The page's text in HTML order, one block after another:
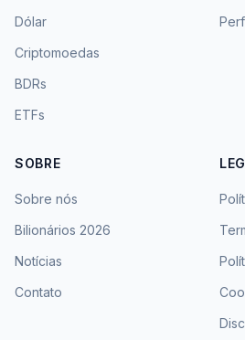
Dólar
Criptomoedas
BDRs
ETFs
SOBRE
Sobre nós
Bilionários 2026
Notícias
Contato